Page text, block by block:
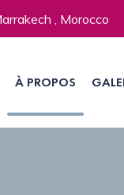
, Morocco
À PROPOS